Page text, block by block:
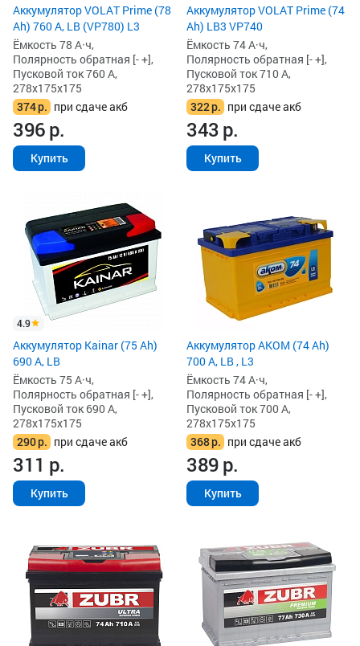
Аккумулятор VOLAT Prime (78
Ah) 760 А, LB (VP780) L3
Ёмкость 78 А·ч,
Полярность обратная [- +],
Пусковой ток 760 А,
278x175x175
374р. при сдаче акб
396р.
Купить
Аккумулятор VOLAT Prime (74
Ah) LB3 VP740
Ёмкость 74 А·ч,
Полярность обратная [- +],
Пусковой ток 710 А,
278x175x175
322р. при сдаче акб
343р.
Купить
4.9
Аккумулятор Kainar (75 Ah)
690 А, LB
Ёмкость 75 А·ч,
Полярность обратная [- +],
Пусковой ток 690 А,
278x175x175
290р. при сдаче акб
311 р.
Купить
Аккумулятор AKOM (74 Ah)
700 А, LB , L3
Ёмкость 74 А·ч,
Полярность обратная [- +],
Пусковой ток 700 А,
278x175x175
368р. при сдаче акб
389р.
Купить